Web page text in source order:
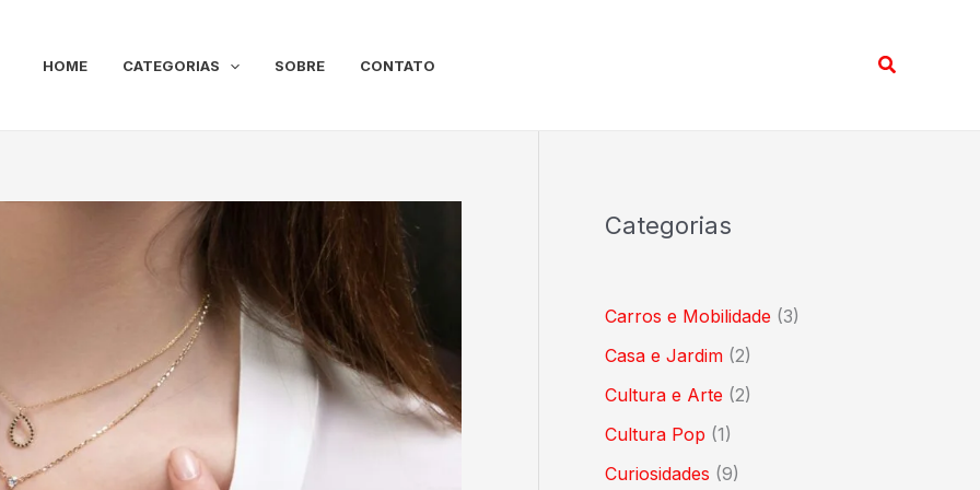
HOME CATEGORIAS SOBRE CONTATO Pesquisar
Categorias
Carros e Mobilidade (3)
Casa e Jardim(2)
Cultura e Arte (2)
Cultura Pop (1)
Curiosidades (9)